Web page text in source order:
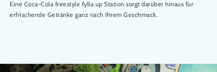
Eine Coca-Cola freestyle fylla up Station sorgt darüber hinaus für
erfrischende Getränke ganz nach Ihrem Geschmack.